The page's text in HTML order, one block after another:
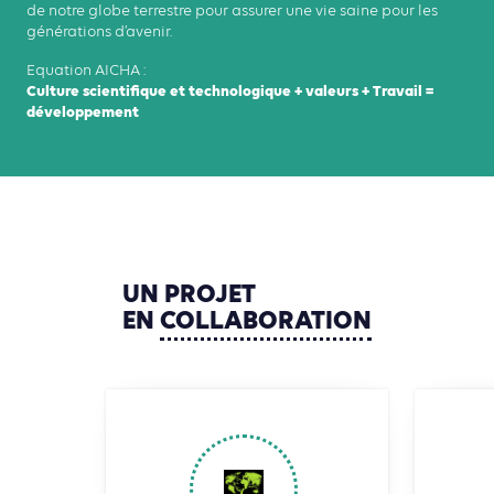
de notre globe terrestre pour assurer une vie saine pour les
générations d’avenir.
Equation AICHA :
Culture scientifique et technologique + valeurs + Travail =
développement
UN PROJET
EN COLLABORATION